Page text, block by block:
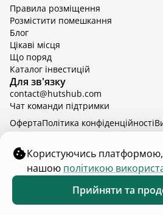
доба
2 дорослих
Відпочинок у Вінницькій області
Відпочинок в Яремче
Відпочинок у Львівській області з
Відпочинок з басейном в
Правила розміщення
Розмістити помешкання
Блог
Цікаві місця
Що поряд
Каталог інвестицій
Для зв'язку
contact@hutshub.com
Чат команди підтримки
hutshub | ©2026
ОфертаПолітика конфіденційності
Користуючись платформою,
нашою політикою
Прийняти та